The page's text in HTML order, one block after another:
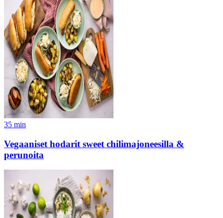
35 min
Vegaaniset hodarit sweet chilimajoneesilla &
perunoita